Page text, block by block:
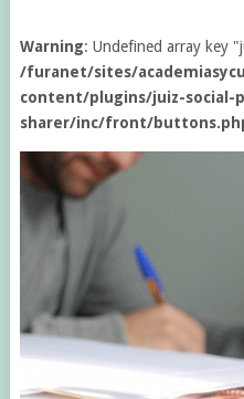
Warning: Undefined array key
/furanet/sites/
content/plugins/juiz-social-
sharer/inc/front/